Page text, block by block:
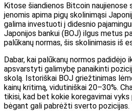
Kitose šiandienos Bitcoin naujienose
jenomis apima pigų skolinimąsi
galima investuoti į didesnio
Japonijos bankui (BOJ) ilgus metus
palūkanų normas, šis skolinimasis iš
Dabar, kai palūkanų normos padidėjo
apsvarstyti galimybę panaikinti
skolą. Istoriškai BOJ griežtinimas
kainų kritimą, vidutiniškai 20–30%.
tikisi, kad bet kokie koregavimai vyks
bėgant gali pabrėžti sverto pozicijas.